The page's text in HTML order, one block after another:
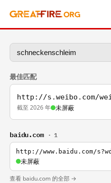
最佳匹配
http://s.weibo.com/
截至 2026 年 未屏蔽
baidu.com · 1
http://www.baidu.com/
未屏蔽
查看 baidu.com 的全部 →